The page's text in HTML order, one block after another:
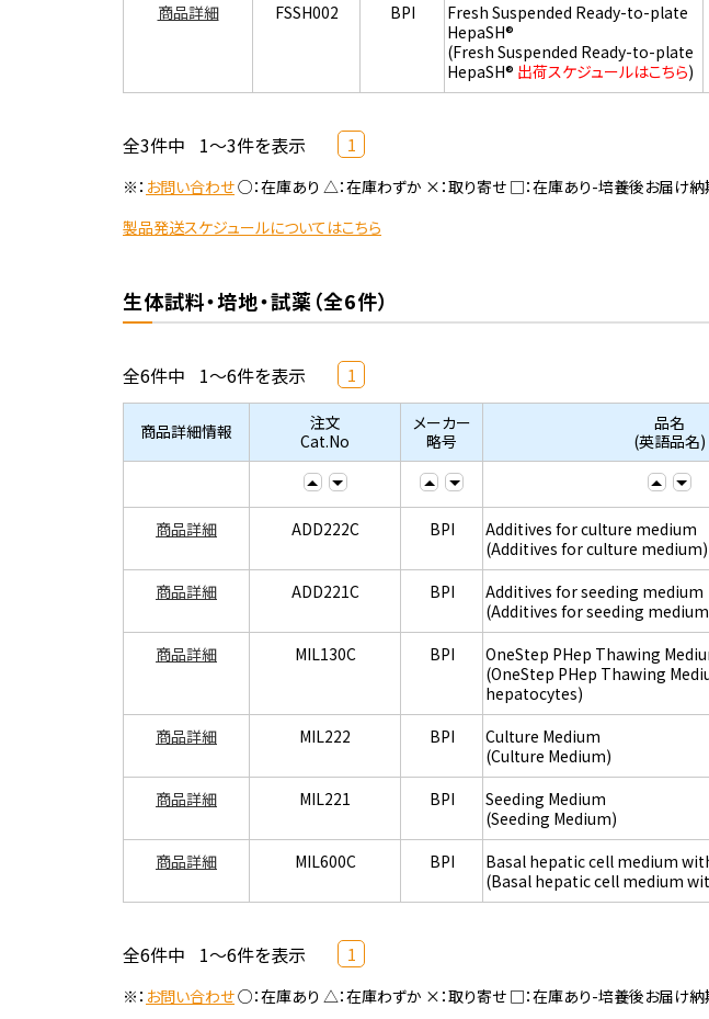
商品詳細 FSSH002 BPI
Fresh Suspended Ready-to-plate
HepaSH®
(Fresh Suspended Ready-to-plate
HepaSH® 出荷スケジュールはこちら)
全3件中 1～3件を表示 1
※： お問い合わせ○：在庫あり △：在庫わずか ×：取り寄せ □：在庫あり-培養後お届け納
製品発送スケジュールについてはこちら
生体試料・培地・試薬（全6件）
全6件中 1～6件を表示 1
商品詳細情報
注文
Cat.No
メーカー
略号
品名
(英語品名)
商品詳細 ADD222C BPI
Additives for culture medium
(Additives for culture medium)
商品詳細 ADD221C BPI
Additives for seeding medium
(Additives for seeding
商品詳細 MIL130C BPI
OneStep PHep Thawing
(OneStep PHep Thawing
hepatocytes)
商品詳細 MIL222 BPI
Culture Medium
(Culture Medium)
商品詳細 MIL221 BPI
Seeding Medium
(Seeding Medium)
商品詳細 MIL600C BPI
Basal hepatic cell medium
(Basal hepatic cell medium
全6件中 1～6件を表示 1
※： お問い合わせ○：在庫あり △：在庫わずか ×：取り寄せ □：在庫あり-培養後お届け納